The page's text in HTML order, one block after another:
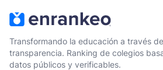
Transformando la educación a través
transparencia. Ranking de colegios
datos públicos y verificables.